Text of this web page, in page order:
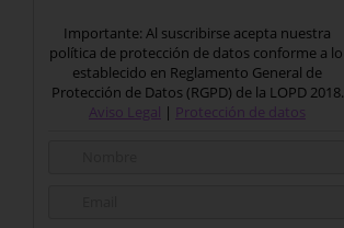
Importante: Al suscribirse acepta nuestra
política de protección de datos conforme a lo
establecido en Reglamento General de
Protección de Datos (RGPD) de la LOPD 2018.
Aviso Legal | Protección de datos